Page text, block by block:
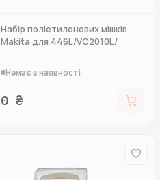
Набір поліетиленових мішків
Makita для 446L/VC2010L/
Немає в наявності
0 ₴